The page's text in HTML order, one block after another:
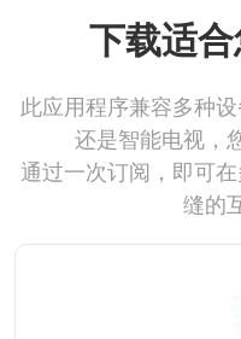
下载适
此应用程序兼容多种
还是智能电视，
通过一次订阅，即可
缝的